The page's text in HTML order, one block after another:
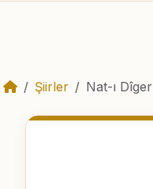
Şiirler Nat-ı Dîger